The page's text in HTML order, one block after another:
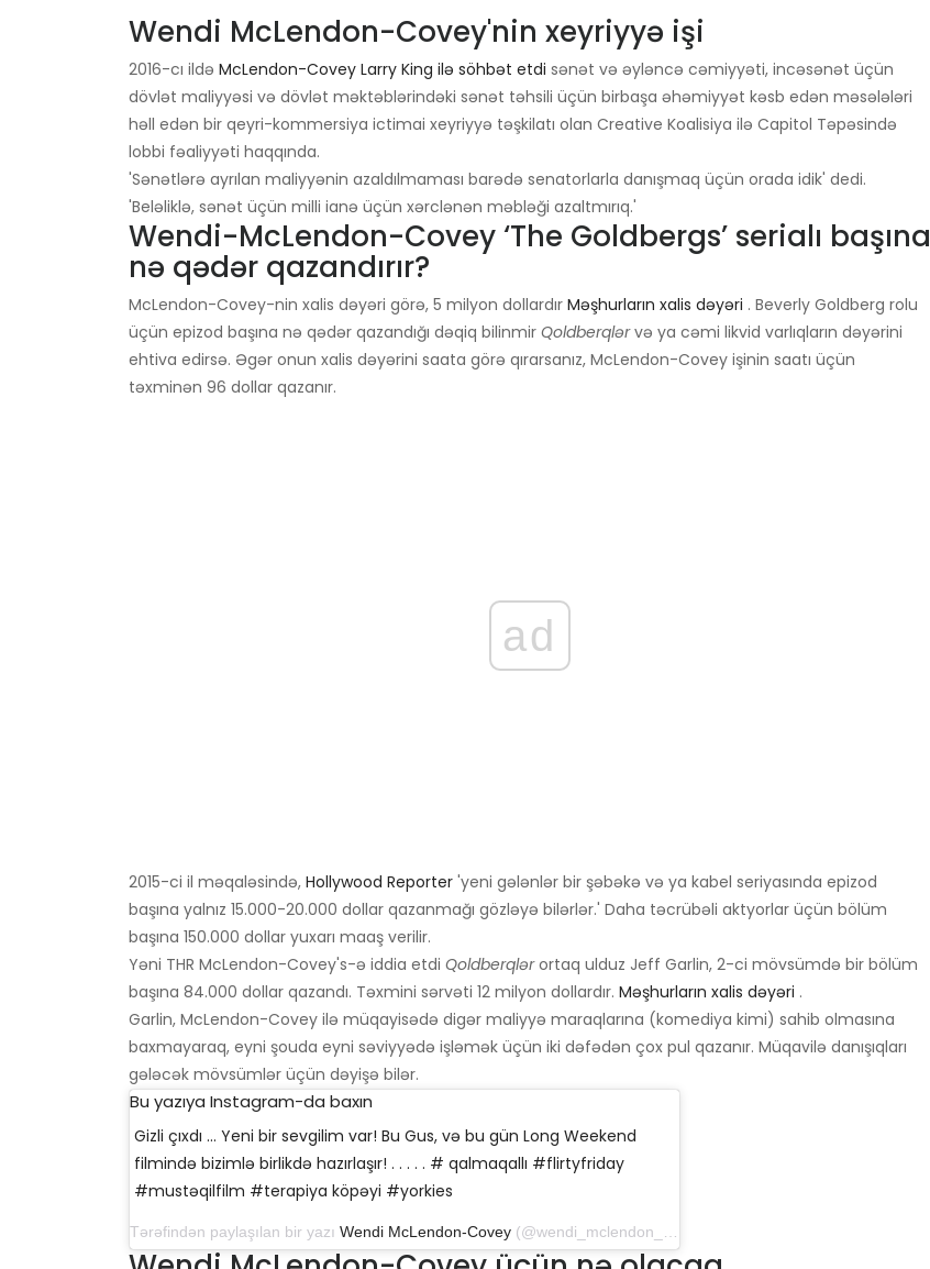
Wendi McLendon-Covey'nin xeyriyyə işi
2016-cı ildə McLendon-Covey Larry King ilə söhbət etdi sənət və əyləncə cəmiyyəti, incəsənət üçün
dövlət maliyyəsi və dövlət məktəblərindəki sənət təhsili üçün birbaşa əhəmiyyət kəsb edən məsələləri
həll edən bir qeyri-kommersiya ictimai xeyriyyə təşkilatı olan Creative Koalisiya ilə Capitol Təpəsində
lobbi fəaliyyəti haqqında.
'Sənətlərə ayrılan maliyyənin azaldılmaması barədə senatorlarla danışmaq üçün orada idik' dedi.
'Beləliklə, sənət üçün milli ianə üçün xərclənən məbləği azaltmırıq.'
Wendi-McLendon-Covey ‘The Goldbergs’ serialı başına
nə qədər qazandırır?
McLendon-Covey-nin xalis dəyəri görə, 5 milyon dollardır Məşhurların xalis dəyəri . Beverly Goldberg rolu
üçün epizod başına nə qədər qazandığı dəqiq bilinmir Qoldberqlərvə ya cəmi likvid varlıqların dəyərini
ehtiva edirsə. Əgər onun xalis dəyərini saata görə qırarsanız, McLendon-Covey işinin saatı üçün
təxminən 96 dollar qazanır.
ad
2015-ci il məqaləsində, Hollywood Reporter 'yeni gələnlər bir şəbəkə və ya kabel seriyasında epizod
başına yalnız 15.000-20.000 dollar qazanmağı gözləyə bilərlər.' Daha təcrübəli aktyorlar üçün bölüm
başına 150.000 dollar yuxarı maaş verilir.
Yəni THR McLendon-Covey's-ə iddia etdi Qoldberqlərortaq ulduz Jeff Garlin, 2-ci mövsümdə bir bölüm
başına 84.000 dollar qazandı. Təxmini sərvəti 12 milyon dollardır. Məşhurların xalis dəyəri .
Garlin, McLendon-Covey ilə müqayisədə digər maliyyə maraqlarına (komediya kimi) sahib olmasına
baxmayaraq, eyni şouda eyni səviyyədə işləmək üçün iki dəfədən çox pul qazanır. Müqavilə danışıqları
gələcək mövsümlər üçün dəyişə bilər.
Bu yazıya Instagram-da baxın
Gizli çıxdı ... Yeni bir sevgilim var! Bu Gus, və bu gün Long Weekend
filmində bizimlə birlikdə hazırlaşır! . . . . . # qalmaqallı #flirtyfriday
#mustəqilfilm #terapiya köpəyi #yorkies
Tərəfindən paylaşılan bir yazı Wendi McLendon-Covey (@wendi_mclendon_covey) 23 Avqust 2019-cu il tarixdə saat 10: 23-də PDT